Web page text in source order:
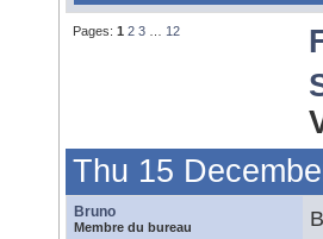
Pages: 1 2 3 12
Thu 15
Bruno
Membre du bureau